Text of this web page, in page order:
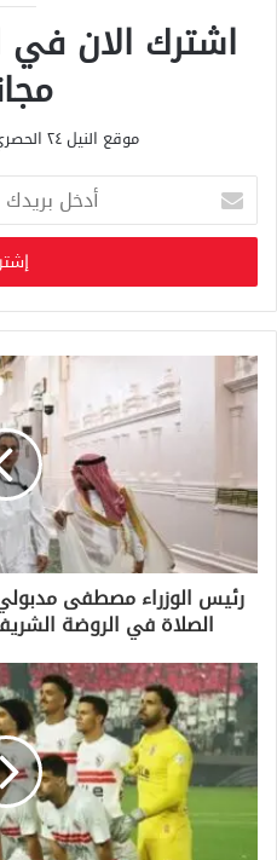
اشترك الان في
موقع النيل ٢٤ الحصري علي مدار الساعة
خ
ب
ر
ي
د
ك
ل
ك
ر
رئيس الوزراء مصطفى
الصلاة في الروضة